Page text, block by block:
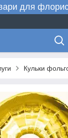
для
Кульки